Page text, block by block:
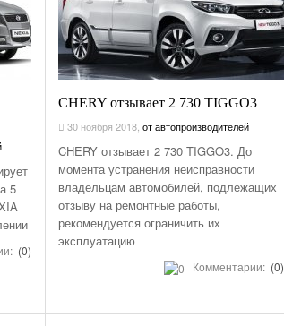
ТАКСИ РЯЗАНИ,
ОТЗЫВЫ
АВТОШКОЛЫ
АВТОСЕРВИСЫ
УСЛУГИ
ОТДЫХ В РЯЗАНИ
ШИННЫЕ ЦЕНТРЫ
ОБЪЯВЛЕНИЯ
5
(0)
CHERY отзывает 2 730 TIGGO3
30 ноября 2018 ,от автопроизводителей
CHERY отзывает 2 730 TIGGO3. До
момента устранения неисправности
владельцам автомобилей, подлежащих
отзыву на ремонтные работы,
рекомендуется ограничить их
эксплуатацию
Комментарии: (0)